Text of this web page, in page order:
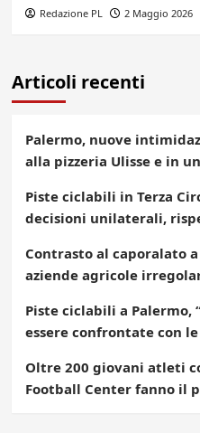
Redazione PL 2 Maggio 2026
Articoli recenti
Palermo, nuove
alla pizzeria Ulisse e in
Piste ciclabili in Terza
decisioni unilaterali,
Contrasto al caporalato
aziende agricole
Piste ciclabili a Palermo,
essere confrontate con
Oltre 200 giovani atleti
Football Center fanno il